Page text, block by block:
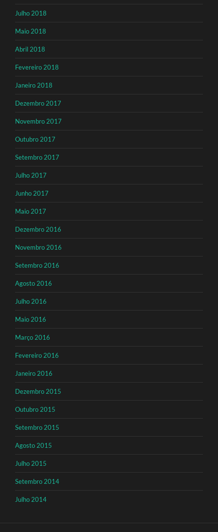
Julho 2018
Maio 2018
Abril 2018
Fevereiro 2018
Janeiro 2018
Dezembro 2017
Novembro 2017
Outubro 2017
Setembro 2017
Julho 2017
Junho 2017
Maio 2017
Dezembro 2016
Novembro 2016
Setembro 2016
Agosto 2016
Julho 2016
Maio 2016
Março 2016
Fevereiro 2016
Janeiro 2016
Dezembro 2015
Outubro 2015
Setembro 2015
Agosto 2015
Julho 2015
Setembro 2014
Julho 2014